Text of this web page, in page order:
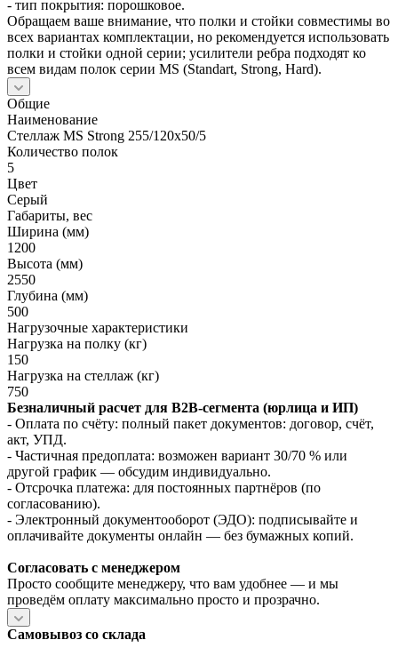
- тип покрытия: порошковое.
Обращаем ваше внимание, что полки и стойки совместимы во
всех вариантах комплектации, но рекомендуется использовать
полки и стойки одной серии; усилители ребра подходят ко
всем видам полок серии MS (Standart, Strong, Hard).
Общие
Наименование
Стеллаж MS Strong 255/120х50/5
Количество полок
5
Цвет
Серый
Габариты, вес
Ширина (мм)
1200
Высота (мм)
2550
Глубина (мм)
500
Нагрузочные характеристики
Нагрузка на полку (кг)
150
Нагрузка на стеллаж (кг)
750
Безналичный расчет для B2B‑сегмента (юрлица и ИП)
- Оплата по счёту: полный пакет документов: договор, счёт,
акт, УПД.
- Частичная предоплата: возможен вариант 30/70 % или
другой график — обсудим индивидуально.
- Отсрочка платежа: для постоянных партнёров (по
согласованию).
- Электронный документооборот (ЭДО): подписывайте и
оплачивайте документы онлайн — без бумажных копий.
Согласовать с менеджером
Просто сообщите менеджеру, что вам удобнее — и мы
проведём оплату максимально просто и прозрачно.
Самовывоз со склада